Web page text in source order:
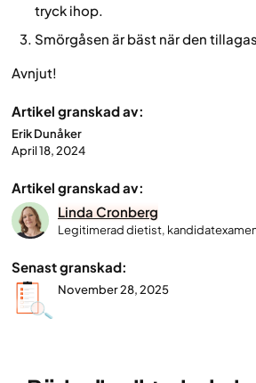
tryck ihop.
Smörgåsen är bäst när den
Avnjut!
Artikel granskad av:
Erik Dunåker
April 18, 2024
Artikel granskad av:
Linda Cronberg
Legitimerad dietist,
Senast granskad:
November 28, 2025